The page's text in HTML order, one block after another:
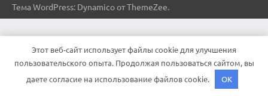
Тема WordPress: Dynamico от ThemeZee.
Этот веб-сайт использует файлы cookie для улучшения
пользовательского опыта. Продолжая пользоваться сайтом, вы
даете согласие на использование файлов cookie.
OK